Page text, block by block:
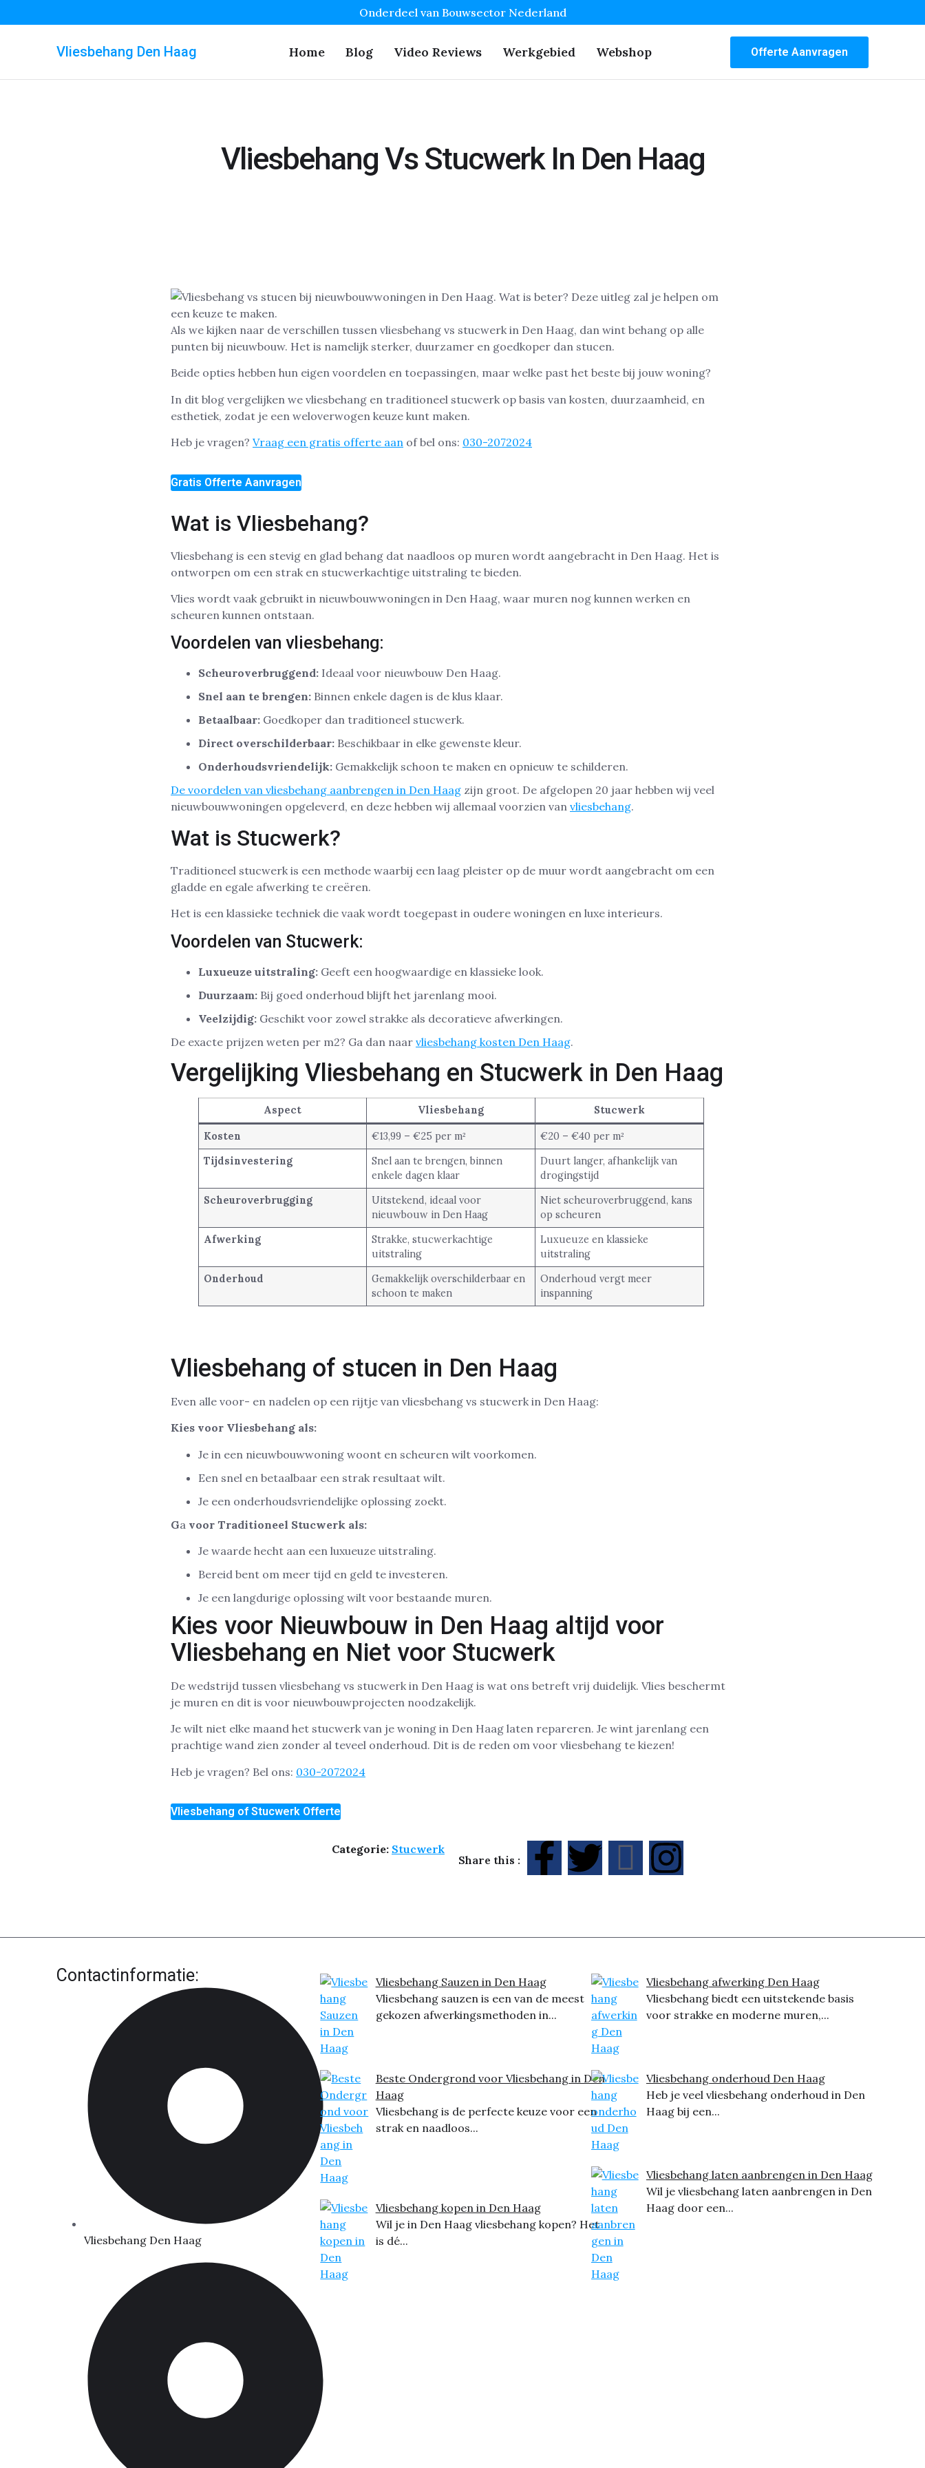
Onderdeel van Bouwsector Nederland
Vliesbehang Den Haag Home Blog Video Reviews Werkgebied Webshop Offerte Aanvragen
Vliesbehang Vs Stucwerk In Den Haag
Als we kijken naar de verschillen tussen vliesbehang vs stucwerk in Den Haag, dan wint behang op alle
punten bij nieuwbouw. Het is namelijk sterker, duurzamer en goedkoper dan stucen.
Beide opties hebben hun eigen voordelen en toepassingen, maar welke past het beste bij jouw woning?
In dit blog vergelijken we vliesbehang en traditioneel stucwerk op basis van kosten, duurzaamheid, en
esthetiek, zodat je een weloverwogen keuze kunt maken.
Heb je vragen? Vraag een gratis offerte aan of bel ons: 030-2072024
Gratis Offerte Aanvragen
Wat is Vliesbehang?
Vliesbehang is een stevig en glad behang dat naadloos op muren wordt aangebracht in Den Haag. Het is
ontworpen om een strak en stucwerkachtige uitstraling te bieden.
Vlies wordt vaak gebruikt in nieuwbouwwoningen in Den Haag, waar muren nog kunnen werken en
scheuren kunnen ontstaan.
Voordelen van vliesbehang:
Scheuroverbruggend: Ideaal voor nieuwbouw Den Haag.
Snel aan te brengen: Binnen enkele dagen is de klus klaar.
Betaalbaar: Goedkoper dan traditioneel stucwerk.
Direct overschilderbaar: Beschikbaar in elke gewenste kleur.
Onderhoudsvriendelijk: Gemakkelijk schoon te maken en opnieuw te schilderen.
De voordelen van vliesbehang aanbrengen in Den Haag zijn groot. De afgelopen 20 jaar hebben wij veel
nieuwbouwwoningen opgeleverd, en deze hebben wij allemaal voorzien van vliesbehang.
Wat is Stucwerk?
Traditioneel stucwerk is een methode waarbij een laag pleister op de muur wordt aangebracht om een
gladde en egale afwerking te creëren.
Het is een klassieke techniek die vaak wordt toegepast in oudere woningen en luxe interieurs.
Voordelen van Stucwerk:
Luxueuze uitstraling: Geeft een hoogwaardige en klassieke look.
Duurzaam: Bij goed onderhoud blijft het jarenlang mooi.
Veelzijdig: Geschikt voor zowel strakke als decoratieve afwerkingen.
De exacte prijzen weten per m2? Ga dan naar vliesbehang kosten Den Haag.
Vergelijking Vliesbehang en Stucwerk in Den Haag
Aspect Vliesbehang Stucwerk
Kosten €13,99 – €25 per m²
€20 – €40 per m²
Tijdsinvestering
Snel aan te brengen, binnen
enkele dagen klaar
Duurt langer, afhankelijk van
drogingstijd
Scheuroverbrugging
Uitstekend, ideaal voor
nieuwbouw in Den Haag
Niet scheuroverbruggend, kans
op scheuren
Afwerking
Strakke, stucwerkachtige
uitstraling
Luxueuze en klassieke
uitstraling
Onderhoud
Gemakkelijk overschilderbaar en
schoon te maken
Onderhoud vergt meer
inspanning
Vliesbehang of stucen in Den Haag
Even alle voor- en nadelen op een rijtje van vliesbehang vs stucwerk in Den Haag:
Kies voor Vliesbehang als:
Je in een nieuwbouwwoning woont en scheuren wilt voorkomen.
Een snel en betaalbaar een strak resultaat wilt.
Je een onderhoudsvriendelijke oplossing zoekt.
Ga voor Traditioneel Stucwerk als:
Je waarde hecht aan een luxueuze uitstraling.
Bereid bent om meer tijd en geld te investeren.
Je een langdurige oplossing wilt voor bestaande muren.
Kies voor Nieuwbouw in Den Haag altijd voor
Vliesbehang en Niet voor Stucwerk
De wedstrijd tussen vliesbehang vs stucwerk in Den Haag is wat ons betreft vrij duidelijk. Vlies beschermt
je muren en dit is voor nieuwbouwprojecten noodzakelijk.
Je wilt niet elke maand het stucwerk van je woning in Den Haag laten repareren. Je wint jarenlang een
prachtige wand zien zonder al teveel onderhoud. Dit is de reden om voor vliesbehang te kiezen!
Heb je vragen? Bel ons: 030-2072024
Vliesbehang of Stucwerk Offerte
Categorie: Stucwerk
Share this :
Contactinformatie:
Vliesbehang Den Haag
Vliesbehang Sauzen in Den Haag
Vliesbehang sauzen is een van de meest
gekozen afwerkingsmethoden in...
Beste Ondergrond voor Vliesbehang in Den
Haag
Vliesbehang is de perfecte keuze voor een
strak en naadloos...
Vliesbehang kopen in Den Haag
Wil je in Den Haag vliesbehang kopen? Het
is dé...
Vliesbehang afwerking Den Haag
Vliesbehang biedt een uitstekende basis
voor strakke en moderne muren,...
Vliesbehang onderhoud Den Haag
Heb je veel vliesbehang onderhoud in Den
Haag bij een...
Vliesbehang laten aanbrengen in Den Haag
Wil je vliesbehang laten aanbrengen in Den
Haag door een...